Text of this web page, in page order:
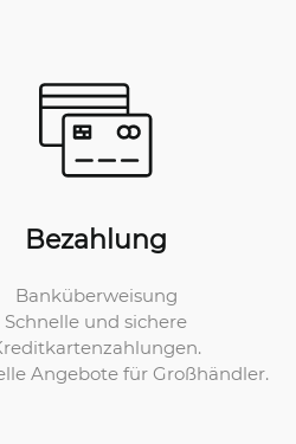
Bezahlung
Banküberweisung
Schnelle und sichere
Angebote für Großhändler.